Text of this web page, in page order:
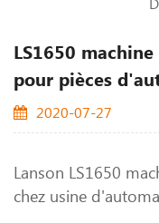
LS1650
pour pièces
2020-07-27
Lanson LS1650
chez usine